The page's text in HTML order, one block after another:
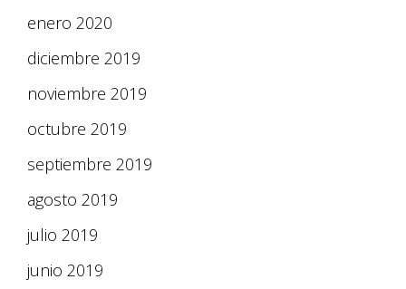
enero 2020
diciembre 2019
noviembre 2019
octubre 2019
septiembre 2019
agosto 2019
julio 2019
junio 2019